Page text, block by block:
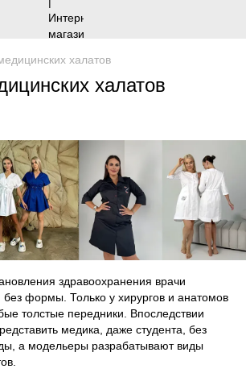
халатов
халатов
здравоохранения врачи
без формы. Только у хирургов и анатомов
толстые передники. Впоследствии
медика, даже студента, без
а модельеры разрабатывают виды